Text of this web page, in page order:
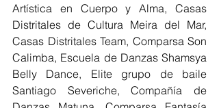
Artística en Cuerpo y Alma, Casas
Distritales de Cultura Meira del Mar,
Casas Distritales Team, Comparsa Son
Calimba, Escuela de Danzas Shamsya
Belly Dance, Elite grupo de baile
Santiago Severiche, Compañía de